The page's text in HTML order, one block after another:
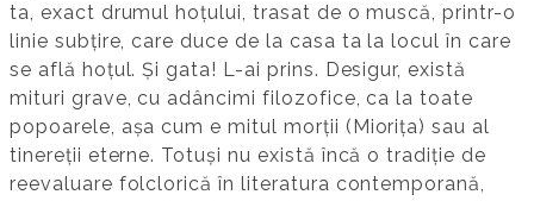
ta, exact drumul hoțului, trasat de o muscă, printr-o
linie subțire, care duce de la casa ta la locul în care
se află hoțul. Și gata! L-ai prins. Desigur, există
mituri grave, cu adâncimi filozofice, ca la toate
popoarele, așa cum e mitul morții (Miorița) sau al
tinereții eterne. Totuși nu există încă o tradiție de
reevaluare folclorică în literatura contemporană,